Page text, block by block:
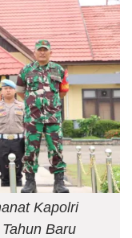
Kapolri
Baru